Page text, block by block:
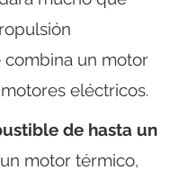
un motor
eléctricos.
de hasta un
motor térmico,